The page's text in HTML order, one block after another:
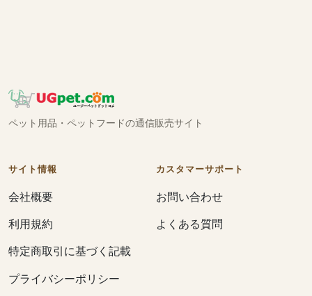
ペット用品・ペットフードの通信販売サイト
サイト情報
会社概要
利用規約
特定商取引に基づく記載
プライバシーポリシー
カスタマーサポート
お問い合わせ
よくある質問